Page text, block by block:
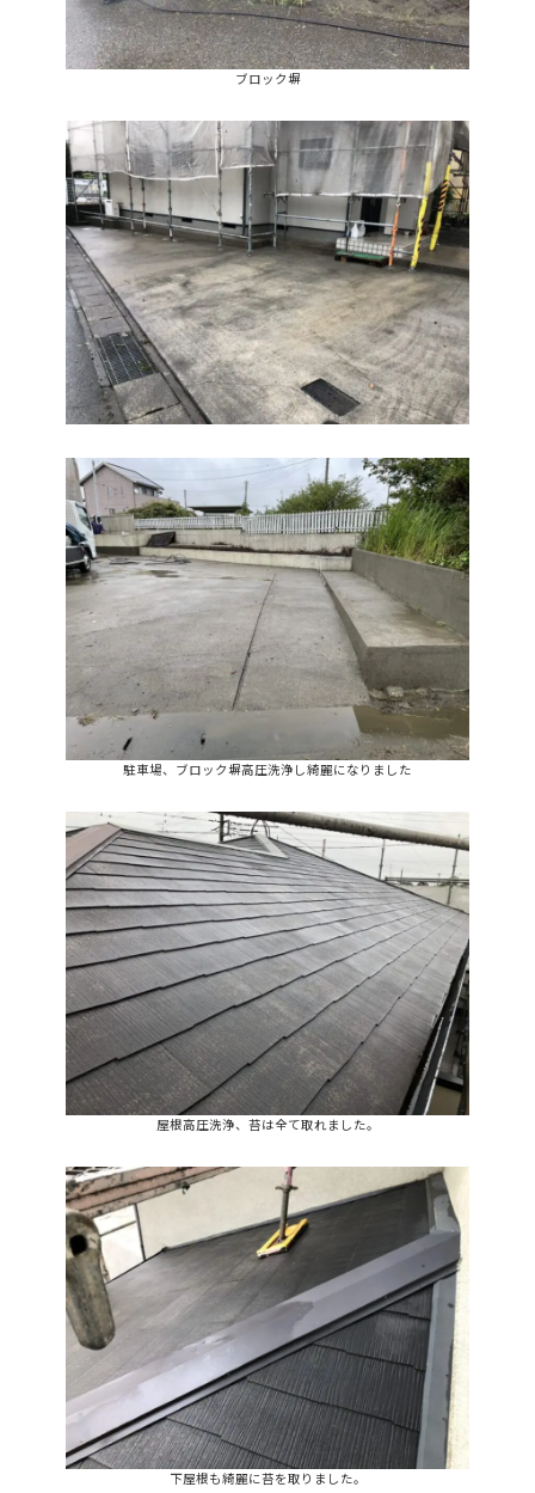
ブロック塀
駐車場、ブロック塀高圧洗浄し綺麗になりました
屋根高圧洗浄、苔は全て取れました。
下屋根も綺麗に苔を取りました。